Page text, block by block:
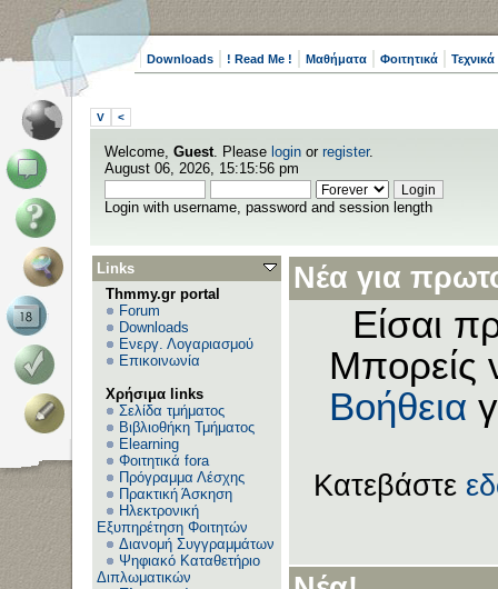
Downloads ! Read Me ! Μαθήματα Φοιτητικά
V <
Welcome, Guest. Please login or register.
August 06, 2026, 15:15:56 pm
Login with username, password and session length
Links
Thmmy.gr portal
Forum
Downloads
Ενεργ. Λογαριασμού
Επικοινωνία
Χρήσιμα links
Σελίδα τμήματος
Βιβλιοθήκη Τμήματος
Elearning
Φοιτητικά fora
Πρόγραμμα Λέσχης
Πρακτική Άσκηση
Ηλεκτρονική
Εξυπηρέτηση Φοιτητών
Διανομή Συγγραμμάτων
Ψηφιακό Καταθετήριο
Διπλωματικών
Νέα για
Είσαι
Μπορείς
Βοήθεια
Κατεβάστε